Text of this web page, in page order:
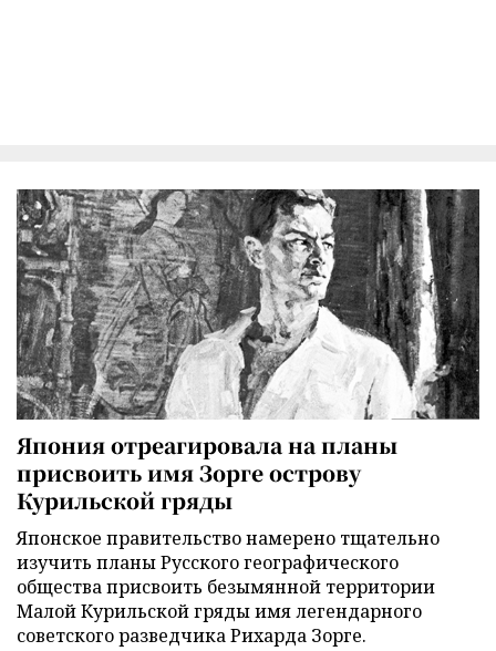
Япония отреагировала на планы
присвоить имя Зорге острову
Курильской гряды
Японское правительство намерено тщательно
изучить планы Русского географического
общества присвоить безымянной территории
Малой Курильской гряды имя легендарного
советского разведчика Рихарда Зорге.